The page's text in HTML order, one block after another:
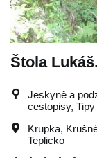
Štola Lukáš.
Jeskyně a
cestopisy,
Krupka,
Teplicko